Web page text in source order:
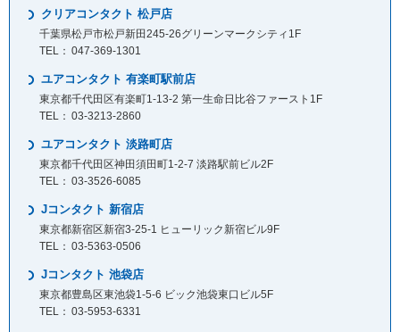
クリアコンタクト 松戸店
千葉県松戸市松戸新田245-26グリーンマークシティ1F
047-369-1301
ユアコンタクト 有楽町駅前店
東京都千代田区有楽町1-13-2 第一生命日比谷ファースト1F
03-3213-2860
ユアコンタクト 淡路町店
東京都千代田区神田須田町1-2-7 淡路駅前ビル2F
03-3526-6085
Jコンタクト 新宿店
東京都新宿区新宿3-25-1 ヒューリック新宿ビル9F
03-5363-0506
Jコンタクト 池袋店
東京都豊島区東池袋1-5-6 ビック池袋東口ビル5F
03-5953-6331